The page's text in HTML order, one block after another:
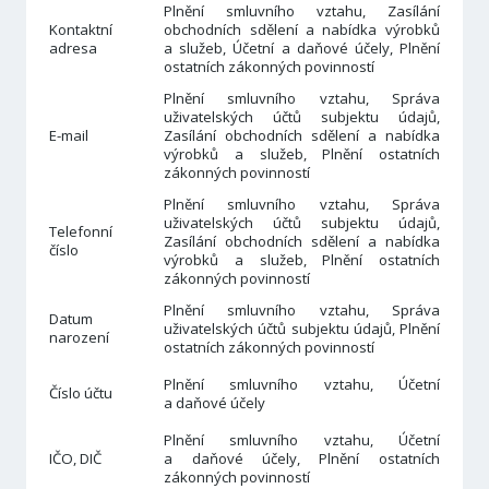
Kontaktní
adresa
Plnění smluvního vztahu, Zasílání
obchodních sdělení a nabídka výrobků
a služeb, Účetní a daňové účely, Plnění
ostatních zákonných povinností
E-mail
Plnění smluvního vztahu, Správa
uživatelských účtů subjektu údajů,
Zasílání obchodních sdělení a nabídka
výrobků a služeb, Plnění ostatních
zákonných povinností
Telefonní
číslo
Plnění smluvního vztahu, Správa
uživatelských účtů subjektu údajů,
Zasílání obchodních sdělení a nabídka
výrobků a služeb, Plnění ostatních
zákonných povinností
Datum
narození
Plnění smluvního vztahu, Správa
uživatelských účtů subjektu údajů, Plnění
ostatních zákonných povinností
Číslo účtu
Plnění smluvního vztahu, Účetní
a daňové účely
IČO, DIČ
Plnění smluvního vztahu, Účetní
a daňové účely, Plnění ostatních
zákonných povinností